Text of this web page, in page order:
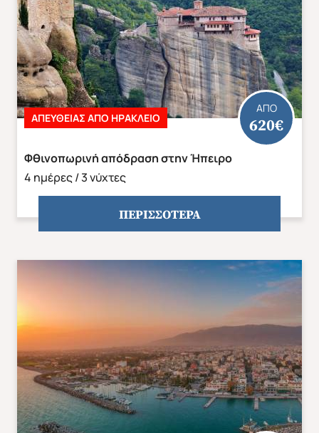
Καλοκαίρι 2026 Φθινόπωρο 2026
Φθινοπωρινή απόδραση στην Ήπειρο
4 ημέρες / 3 νύχτες
ΑΠΟ
620€
ΑΠΕΥΘΕΙΑΣ ΑΠΟ ΗΡΑΚΛΕΙΟ
ΠΕΡΙΣΣΟΤΕΡΑ